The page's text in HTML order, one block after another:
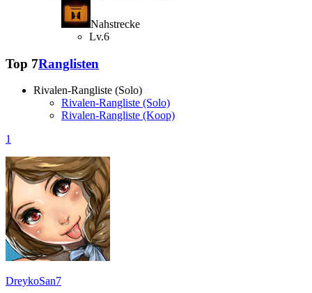
Nahstrecke
Lv.6
Top 7Ranglisten
Rivalen-Rangliste (Solo)
Rivalen-Rangliste (Solo)
Rivalen-Rangliste (Koop)
1
DreykoSan7